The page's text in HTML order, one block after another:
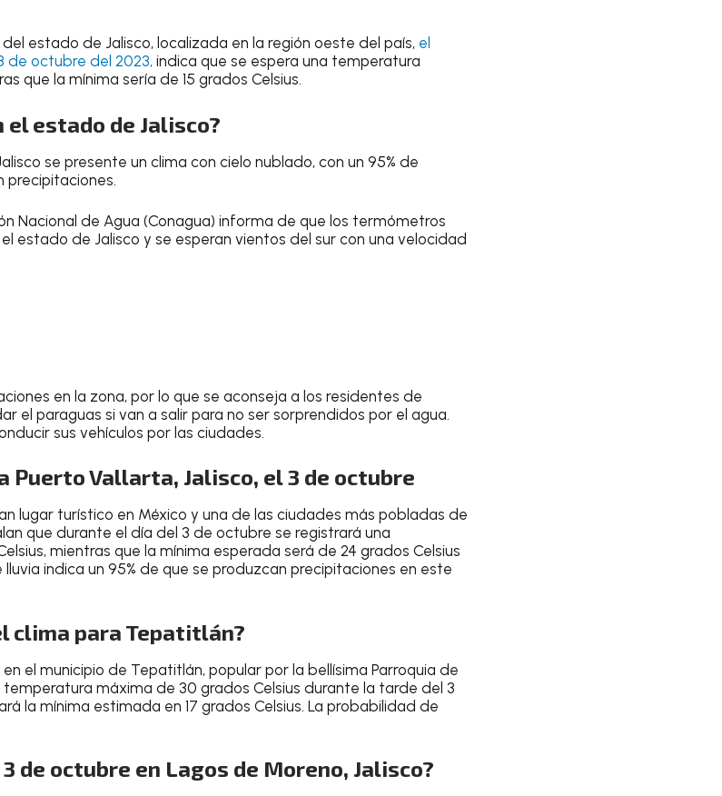
estado de Jalisco, localizada en la región oeste del país, el
de octubre del 2023, indica que se espera una temperatura
que la mínima sería de 15 grados Celsius.
el estado de Jalisco?
se presente un clima con cielo nublado, con un 95% de
precipitaciones.
Nacional de Agua (Conagua) informa de que los termómetros
el estado de Jalisco y se esperan vientos del sur con una velocidad
en la zona, por lo que se aconseja a los residentes de
el paraguas si van a salir para no ser sorprendidos por el agua.
sus vehículos por las ciudades.
Puerto Vallarta, Jalisco, el 3 de octubre
lugar turístico en México y una de las ciudades más pobladas de
que durante el día del 3 de octubre se registrará una
, mientras que la mínima esperada será de 24 grados Celsius
indica un 95% de que se produzcan precipitaciones en este
clima para Tepatitlán?
el municipio de Tepatitlán, popular por la bellísima Parroquia de
temperatura máxima de 30 grados Celsius durante la tarde del 3
la mínima estimada en 17 grados Celsius. La probabilidad de
de octubre en Lagos de Moreno, Jalisco?